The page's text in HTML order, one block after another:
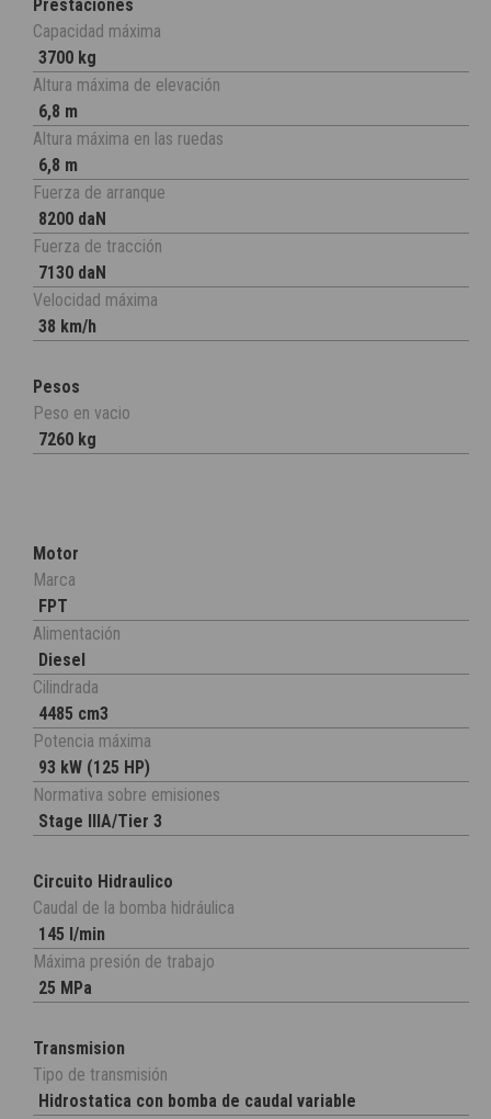
Prestaciones
Capacidad máxima
3700 kg
Altura máxima de elevación
6,8 m
Altura máxima en las ruedas
6,8 m
Fuerza de arranque
8200 daN
Fuerza de tracción
7130 daN
Velocidad máxima
38 km/h
Pesos
Peso en vacio
7260 kg
Motor
Marca
FPT
Alimentación
Diesel
Cilindrada
4485 cm3
Potencia máxima
93 kW (125 HP)
Normativa sobre emisiones
Stage IIIA/Tier 3
Circuito Hidraulico
Caudal de la bomba hidráulica
145 l/min
Máxima presión de trabajo
25 MPa
Transmision
Tipo de transmisión
Hidrostatica con bomba de caudal variable